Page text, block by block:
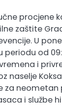
procjene
zaštite
U
periodu od
i
naselje
za neometan
i službe